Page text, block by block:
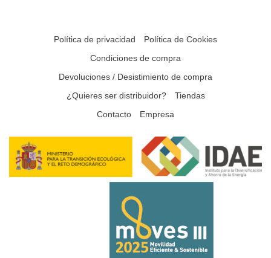
Política de privacidad
Política de Cookies
Condiciones de compra
Devoluciones / Desistimiento de compra
¿Quieres ser distribuidor?
Tiendas
Contacto
Empresa